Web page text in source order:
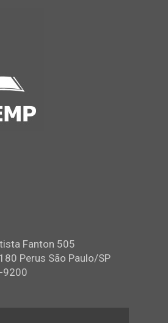
Fanton 505
Perus São Paulo/SP
9200